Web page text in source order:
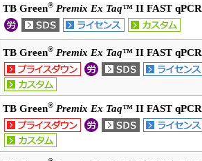
TB Green® Premix Ex Taq™ II FAST qPCR
TB Green® Premix Ex Taq™ II FAST qPCR
TB Green® Premix Ex Taq™ II FAST qPCR